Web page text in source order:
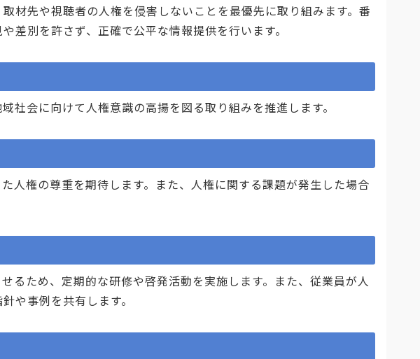
材先や視聴者の人権を侵害しないことを最優先に取り組みます。番
差別を許さず、正確で公平な情報提供を行います。
会に向けて人権意識の高揚を図る取り組みを推進します。
人権の尊重を期待します。また、人権に関する課題が発生した場合
るため、定期的な研修や啓発活動を実施します。また、従業員が人
や事例を共有します。